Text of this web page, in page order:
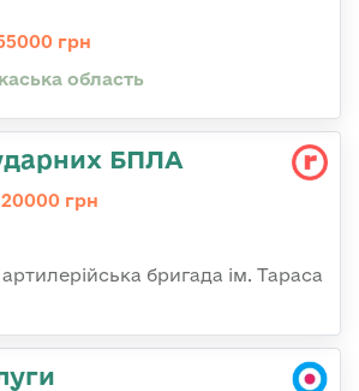
грн
область
БПЛА
грн
бригада ім. Тараса